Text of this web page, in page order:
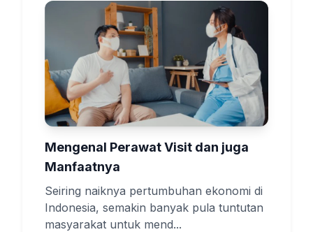
Mengenal Perawat Visit dan juga
Manfaatnya
Seiring naiknya pertumbuhan ekonomi di
Indonesia, semakin banyak pula tuntutan
masyarakat untuk mend...